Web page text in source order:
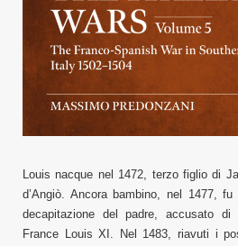
Louis nacque nel 1472, terzo figlio di
d’Angiò. Ancora bambino, nel 1477,
decapitazione del padre, accusato
France Louis XI. Nel 1483, riavuti i